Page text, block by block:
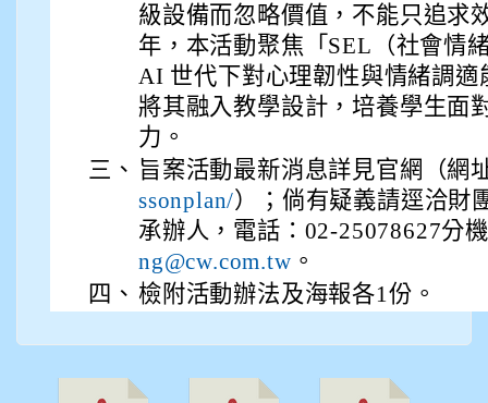
級設備而忽略價值，不能只追求
年，本活動聚焦「SEL（社會情
AI 世代下對心理韌性與情緒調
將其融入教學設計，培養學生面
力。
三、 旨案活動最新消息詳見官網（網
ssonplan/）；倘有疑義請逕洽財
承辦人，電話：02-25078627分
ng@cw.com.tw 。
四、 檢附活動辦法及海報各1份。